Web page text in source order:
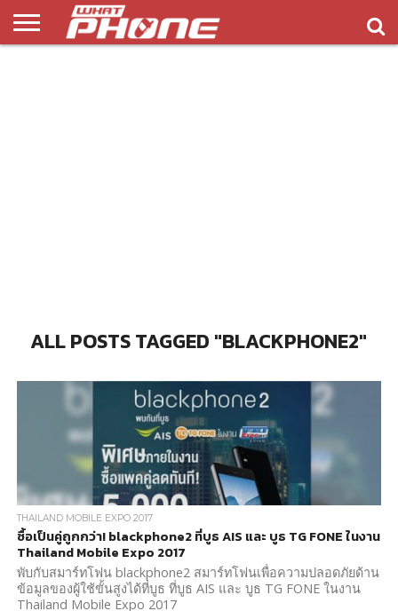
ALL POSTS TAGGED "BLACKPHONE2"
THAILAND MOBILE EXPO 2017
ซื้อเป็นคู่ถูกกว่า! blackphone2 ที่บูธ AIS และ บูธ TG FONE ในงาน
Thailand Mobile Expo 2017
พับกับสมาร์ทโฟน blackphone2 สมาร์ทโฟนเพื่อความปลอดภัยด้าน
ข้อมูลของผู้ใช้ขั้นสูงได้ที่บูธ ที่บูธ AIS และ บูธ TG FONE ในงาน
Thailand Mobile Expo 2017